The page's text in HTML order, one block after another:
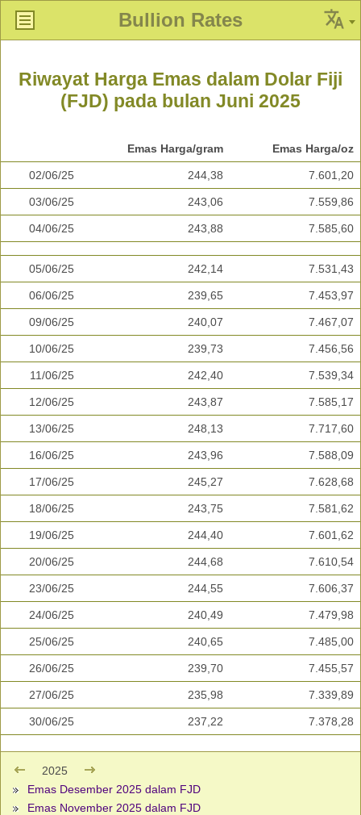
Bullion Rates
Riwayat Harga Emas dalam Dolar Fiji
(FJD) pada bulan Juni 2025
Emas Harga/gram Emas Harga/oz
02/06/25 244,38 7.601,20
03/06/25 243,06 7.559,86
04/06/25 243,88 7.585,60
05/06/25 242,14 7.531,43
06/06/25 239,65 7.453,97
09/06/25 240,07 7.467,07
10/06/25 239,73 7.456,56
11/06/25 242,40 7.539,34
12/06/25 243,87 7.585,17
13/06/25 248,13 7.717,60
16/06/25 243,96 7.588,09
17/06/25 245,27 7.628,68
18/06/25 243,75 7.581,62
19/06/25 244,40 7.601,62
20/06/25 244,68 7.610,54
23/06/25 244,55 7.606,37
24/06/25 240,49 7.479,98
25/06/25 240,65 7.485,00
26/06/25 239,70 7.455,57
27/06/25 235,98 7.339,89
30/06/25 237,22 7.378,28
2025
Emas Desember 2025 dalam FJD
Emas November 2025 dalam FJD